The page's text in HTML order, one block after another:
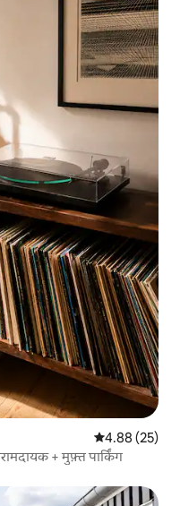
औसत रेटिंग 5 में
4.88 (25)
आरहूस का अनमोल ठिकाना: बड़ा और आरामदायक + मुफ़्त पार्किंग